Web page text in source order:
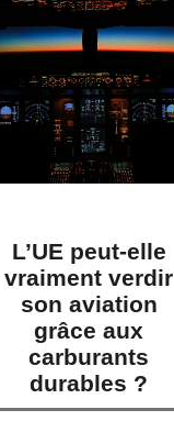
L’UE peut-elle
vraiment verdir
son aviation
grâce aux
carburants
durables ?